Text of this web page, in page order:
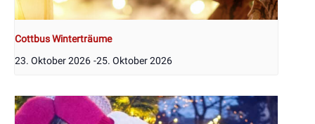
Cottbus Winterträume
23. Oktober 2026 -25. Oktober 2026